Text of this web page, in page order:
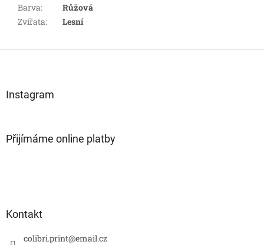
Barva:
Růžová
Zvířata: Lesní
Instagram
Přijímáme online platby
Kontakt
colibri.print@email.cz